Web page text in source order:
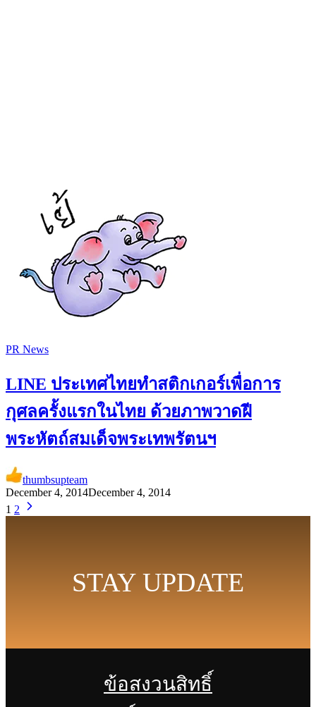
PR News
LINE ประเทศไทยทำสติกเกอร์เพื่อการ
กุศลครั้งแรกในไทย ด้วยภาพวาดฝี
พระหัตถ์สมเด็จพระเทพรัตนฯ
thumbsupteam
December 4, 2014December 4, 2014
1 2
STAY UPDATE
ข้อสงวนสิทธิ์